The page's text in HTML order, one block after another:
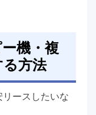
機・複
方法
ースしたいな